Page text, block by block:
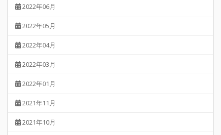
2022年06月
2022年05月
2022年04月
2022年03月
2022年01月
2021年11月
2021年10月